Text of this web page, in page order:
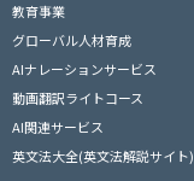
教育事業
グローバル人材育成
AIナレーションサービス
動画翻訳ライトコース
AI関連サービス
英文法大全(英文法解説サイト)